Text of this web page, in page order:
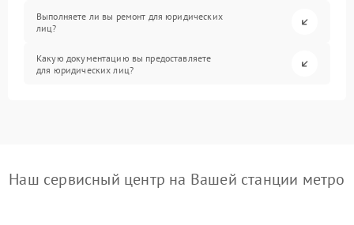
Выполняете ли вы ремонт для юридических
лиц?
Какую документацию вы предоставляете
для юридических лиц?
Наш сервисный центр на Вашей станции метро